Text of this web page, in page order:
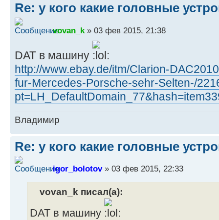
Re: у кого какие головные
vovan_k » 03 фев 2015, 21:38
DAT в машину
http://www.ebay.de/itm/Clarion-
fur-Mercedes-Porsche-sehr-Selten-/
Владимир
Re: у кого какие головные
igor_bolotov» 03 фев 2015, 22:33
vovan_k писал(а):
DAT в машину